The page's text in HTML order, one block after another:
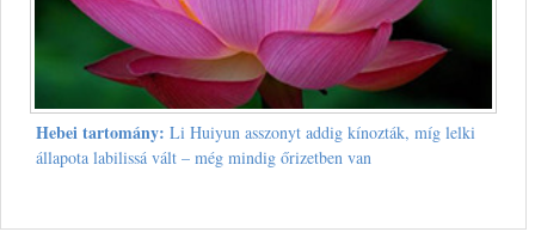
Hebei tartomány: Li Huiyun asszonyt addig kínozták, míg lelki
állapota labilissá vált – még mindig őrizetben van